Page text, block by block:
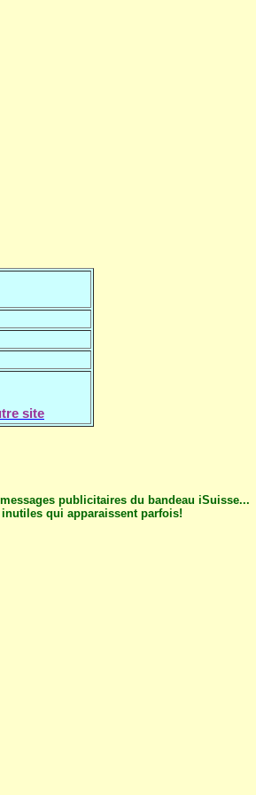
site
publicitaires du bandeau iSuisse...
qui apparaissent parfois!